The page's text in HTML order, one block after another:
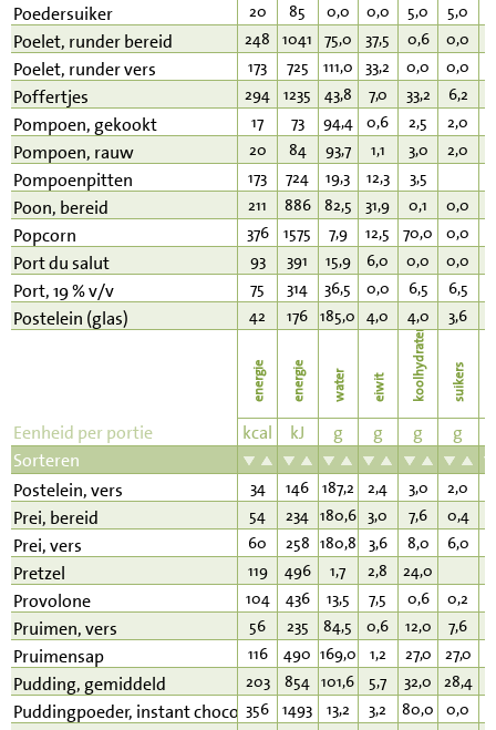
Poedersuiker 20 85 0,0 0,0 5,0 5,0
Poelet, runder bereid 248 1041 75,0 37,5 0,6 0,0
Poelet, runder vers 173 725 111,0 33,2 0,0 0,0
Poffertjes 294 1235 43,8 7,0 33,2 6,2
Pompoen, gekookt 17 73 94,4 0,6 2,5 2,0
Pompoen, rauw 20 84 93,7 1,1 3,0 2,0
Pompoenpitten 173 724 19,3 12,3 3,5
Poon, bereid 211 886 82,5 31,9 0,1 0,0
Popcorn 376 1575 7,9 12,5 70,0 0,0
Port du salut 93 391 15,9 6,0 0,0 0,0
Port, 19 % v/v 75 314 36,5 0,0 6,5 6,5
Postelein (glas) 42 176 185,0 4,0 4,0 3,6
energie energie water eiwit koolhydraten suikers
Eenheid per portie kcal kJ g g g g
Sorteren
Postelein, vers
34 146 187,2 2,4 3,0 2,0
Prei, bereid 54 234 180,6 3,0 7,6 0,4
Prei, vers 60 258 180,8 3,6 8,0 6,0
Pretzel 119 496 1,7 2,8 24,0
Provolone 104 436 13,5 7,5 0,6 0,2
Pruimen, vers 56 235 84,5 0,6 12,0 7,6
Pruimensap 116 490 169,0 1,2 27,0 27,0
Pudding, gemiddeld 203 854 101,6 5,7 32,0 28,4
Puddingpoeder, instant chocolade
356 1493 13,2 3,2 80,0 0,0